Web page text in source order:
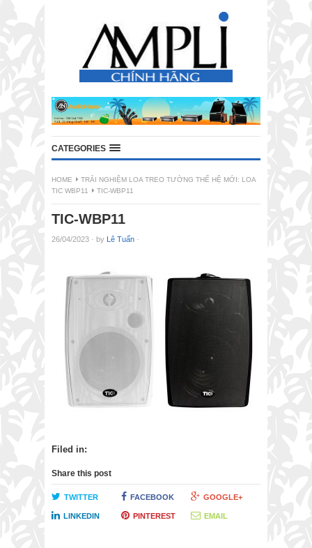
CATEGORIES
HOME
TRẢI NGHIỆM LOA TREO TƯỜNG THẾ HỆ MỚI: LOA
TIC WBP11
TIC-WBP11
TIC-WBP11
26/04/2023 · by Lê Tuấn ·
Filed in:
Share this post
TWITTER FACEBOOK GOOGLE+
LINKEDIN PINTEREST EMAIL